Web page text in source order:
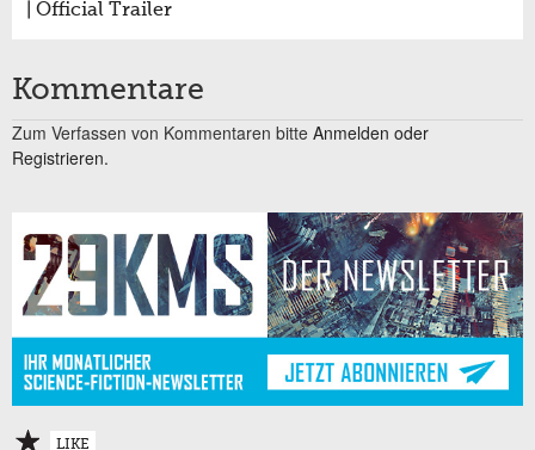
| Official Trailer
Kommentare
Zum Verfassen von Kommentaren bitte Anmelden oder
Registrieren.
LIKE